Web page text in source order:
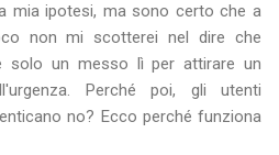
mia ipotesi, ma sono certo che a
non mi scotterei nel dire che
solo un messo lì per attirare un
Perché poi, gli utenti
no? Ecco perché funziona